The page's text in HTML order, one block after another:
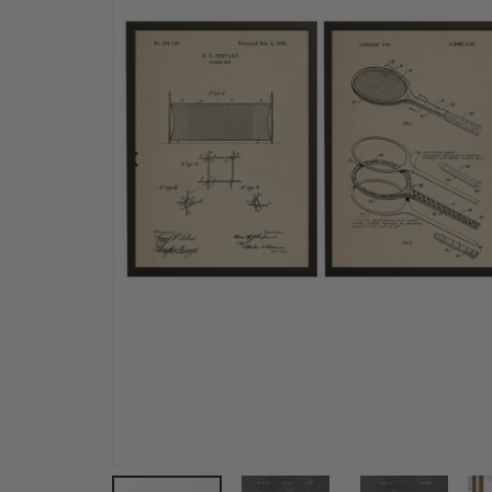
Wandaufkleber – Atemberaubender Regenbogen